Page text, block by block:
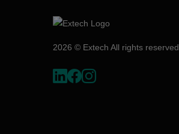
2026 © Extech All rights reserved.